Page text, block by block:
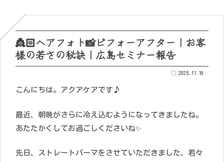
👸🏻ヘアフォト📸ビフォーアフター｜お客
様の若さの秘訣｜広島セミナー報告
2025.11.19
こんにちは。アクアケアです♪
最近、朝晩がさらに冷え込むようになってきましたね。
あたたかくしてお過ごしくださいね✨
先日、ストレートパーマをさせていただきました、若々